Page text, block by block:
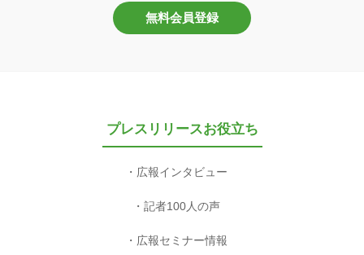
無料会員登録
プレスリリースお役立ち
広報インタビュー
記者100人の声
広報セミナー情報